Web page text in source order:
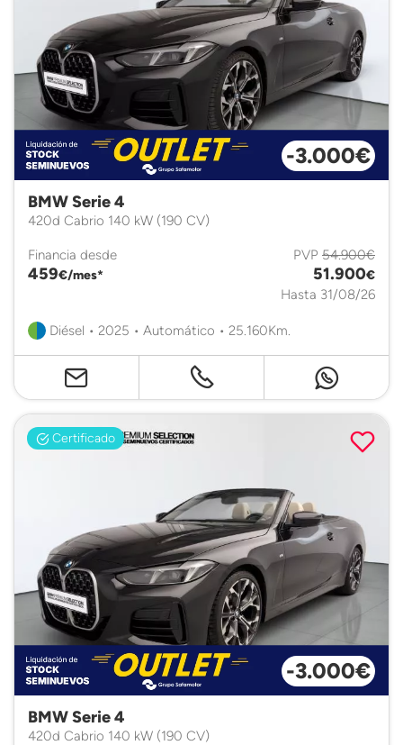
-3.000€
BMW Serie 4
420d Cabrio 140 kW (190 CV)
Financia desde
459€/mes*
PVP 54.900€
51.900€
Hasta 31/08/26
Diésel • 2025 • Automático • 25.160Km.
Certificado
-3.000€
BMW Serie 4
420d Cabrio 140 kW (190 CV)